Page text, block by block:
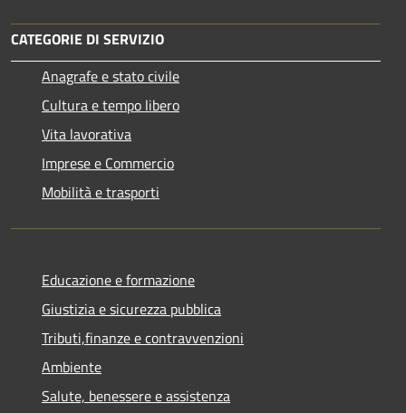
CATEGORIE DI SERVIZIO
Anagrafe e stato civile
Cultura e tempo libero
Vita lavorativa
Imprese e Commercio
Mobilità e trasporti
Educazione e formazione
Giustizia e sicurezza pubblica
Tributi,finanze e contravvenzioni
Ambiente
Salute, benessere e assistenza